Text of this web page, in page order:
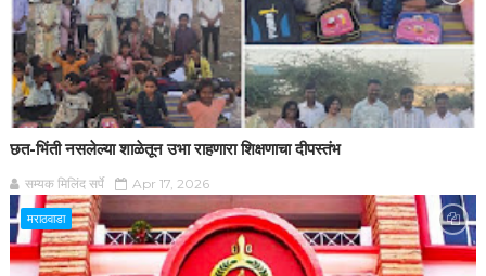
छत-भिंती नसलेल्या शाळेतून उभा राहणारा शिक्षणाचा दीपस्तंभ
सम्यक मिलिंद सर्पे Apr 17, 2026
मराठवाडा